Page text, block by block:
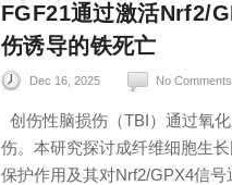
FGF21通过激活Nrf2/
伤诱导的铁死亡
Dec 16, 2025 No Comments
创伤性脑损伤（TBI）通过氧
伤。本研究探讨成纤维细胞生
保护作用及其对Nrf2/GPX4信